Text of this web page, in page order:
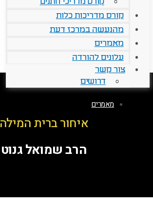
קורס מדריכות כלות
מהנעשה במרכז דעת
מאמרים
עלונים להורדה
צור קשר
דרושים
מאמרים
איחור ברית המילה
הרב שמואל גנוט